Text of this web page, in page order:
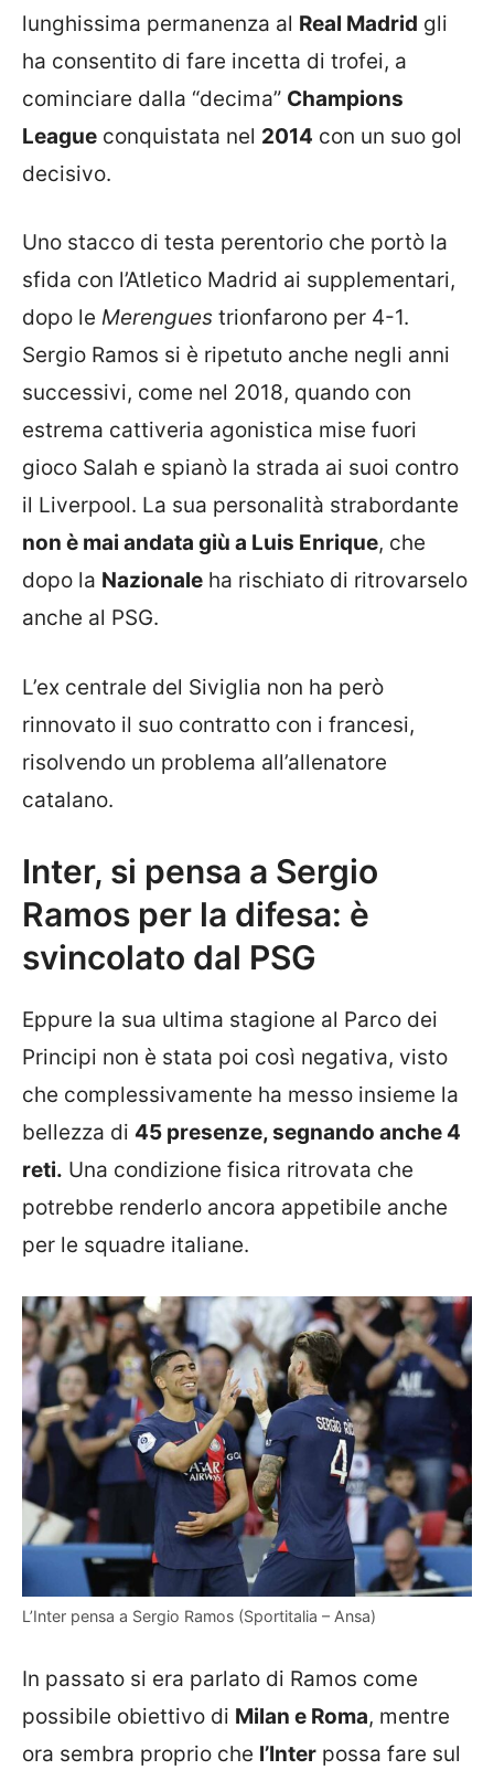
lunghissima permanenza al Real Madrid gli
ha consentito di fare incetta di trofei, a
cominciare dalla “decima” Champions
League conquistata nel 2014 con un suo gol
decisivo.
Uno stacco di testa perentorio che portò la
sfida con l’Atletico Madrid ai supplementari,
dopo le Merengues trionfarono per 4-1.
Sergio Ramos si è ripetuto anche negli anni
successivi, come nel 2018, quando con
estrema cattiveria agonistica mise fuori
gioco Salah e spianò la strada ai suoi contro
il Liverpool. La sua personalità strabordante
non è mai andata giù a Luis Enrique, che
dopo la Nazionale ha rischiato di ritrovarselo
anche al PSG.
L’ex centrale del Siviglia non ha però
rinnovato il suo contratto con i francesi,
risolvendo un problema all’allenatore
catalano.
Inter, si pensa a Sergio
Ramos per la difesa: è
svincolato dal PSG
Eppure la sua ultima stagione al Parco dei
Principi non è stata poi così negativa, visto
che complessivamente ha messo insieme la
bellezza di 45 presenze, segnando anche 4
reti. Una condizione fisica ritrovata che
potrebbe renderlo ancora appetibile anche
per le squadre italiane.
L’Inter pensa a Sergio Ramos (Sportitalia – Ansa)
In passato si era parlato di Ramos come
possibile obiettivo di Milan e Roma, mentre
ora sembra proprio che l’Inter possa fare sul